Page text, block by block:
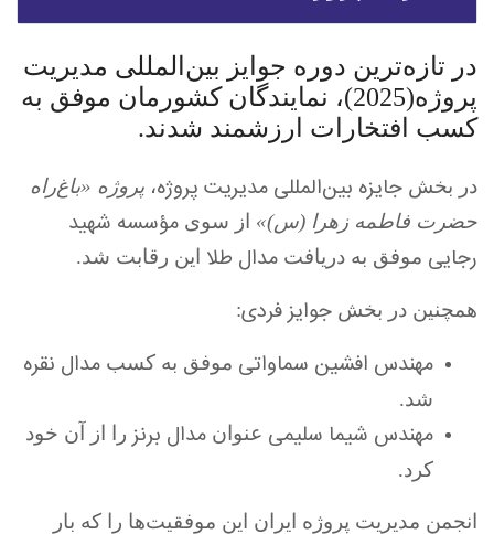
در تازه‌ترین دوره جوایز بین‌المللی مدیریت
پروژه(2025)، نمایندگان کشورمان موفق به
کسب افتخارات ارزشمند شدند.
در بخشجایزه بین‌المللی مدیریت پروژه،پروژه «باغ‌راه
حضرت فاطمه زهرا (س)»از سویمؤسسه شهید
رجاییموفق به دریافتمدال طلااین رقابت شد.
همچنین در بخشجوایز فردی:
مهندس افشین سماواتیموفق به کسبمدال نقره
شد.
مهندس شیما سلیمیعنوانمدال برنزرا از آن خود
کرد.
انجمن مدیریت پروژه ایران این موفقیت‌ها را که بار